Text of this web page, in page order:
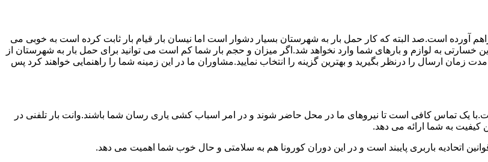
آورده است.صد البته که کار حمل بار به شهرستان بسیار دشوار است اما نیسان بار قیام بار ثابت کرده است به خوبی می
خسارتی به لوازم و بارهای شما وارد نخواهد شد.اگر میزان و حجم بار شما کم است می توانید برای حمل بار به شهرستان از
زمان ارسال را درنظر بگیرید و بهترین گزینه را انتخاب نمایید.مشاوران ما در این زمینه شما را راهنمایی خواهند کرد پس
یک تماس کافی است تا نیروهای ما در محل حاضر شوند و در امر اسباب کشی یاری رسان شما باشند.وانت بار تلفنی در
کیفیت به شما ارائه می دهد.
اتحادیه باربری پایبند است و در این دوران کورونا هم به سلامتی و حال خوب شما اهمیت می دهد.